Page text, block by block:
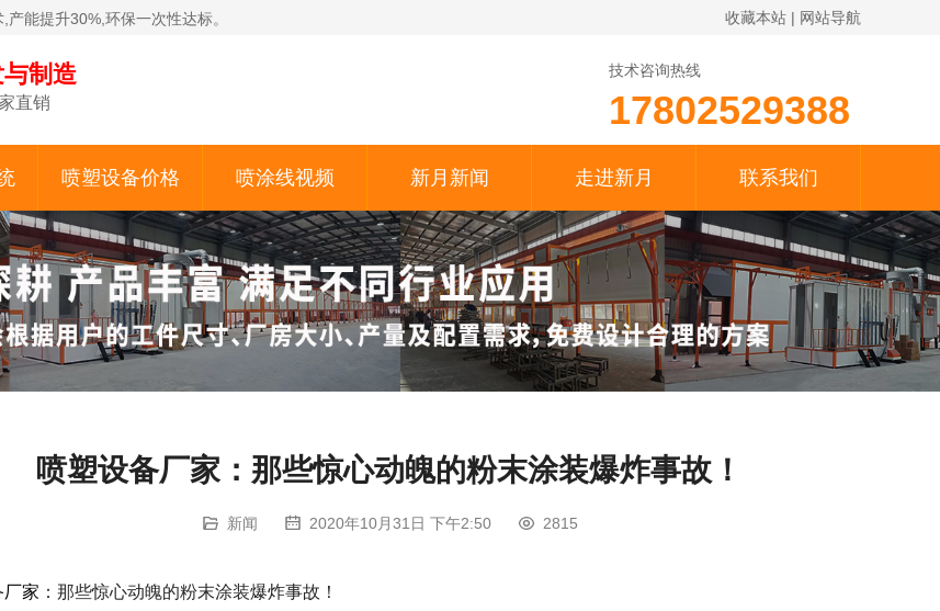
能提升30%,环保一次性达标。 收藏本站 | 网站导航
制造
直销
技术咨询热线
17802529388
喷塑设备价格 喷涂线视频 新月新闻 走进新月 联系我们
喷塑设备厂家：那些惊心动魄的粉末涂装爆炸事故！
新闻 2020年10月31日 下午2:50 2815
厂家 ：那些惊心动魄的粉末涂装爆炸事故！